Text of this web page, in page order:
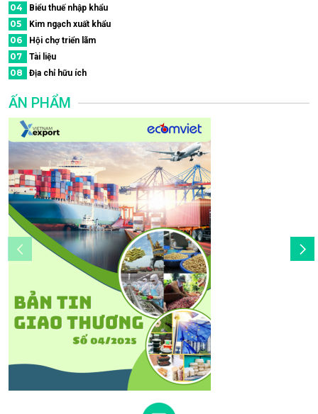
04 Biểu thuế nhập khẩu
05 Kim ngạch xuất khẩu
06 Hội chợ triển lãm
07 Tài liệu
08 Địa chỉ hữu ích
ẤN PHẨM